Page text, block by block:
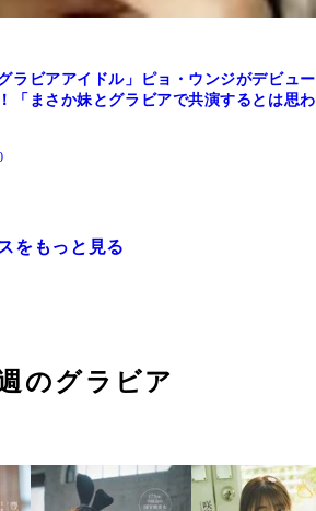
ラビアアイドル」ピョ・ウンジがデビュー
「まさか妹とグラビアで共演するとは思わ
をもっと見る
のグラビア